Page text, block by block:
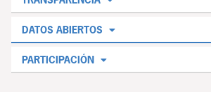
DATOS ABIERTOS
PARTICIPACIÓN